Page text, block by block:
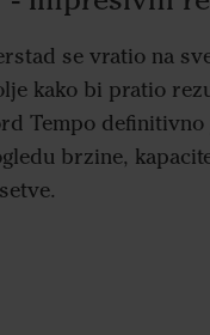
se vratio na
kako bi pratio
Tempo
brzine,